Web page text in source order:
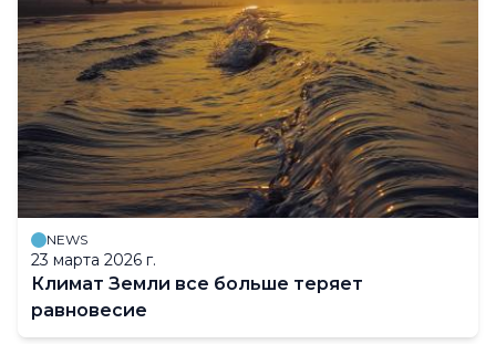
NEWS
23 марта 2026 г.
Климат Земли все больше теряет
равновесие